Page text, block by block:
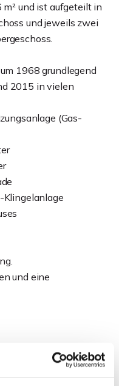
und ist aufgeteilt in
und jeweils zwei
1968 grundlegend
2015 in vielen
(Gas-
Klingelanlage
und eine